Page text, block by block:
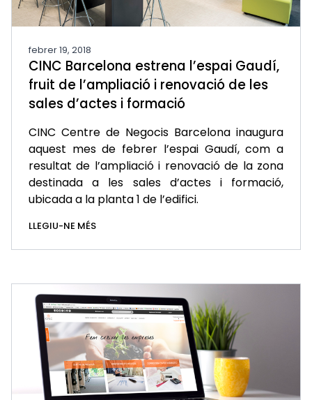
febrer 19, 2018
CINC Barcelona estrena l’espai Gaudí,
fruit de l’ampliació i renovació de les
sales d’actes i formació
CINC Centre de Negocis Barcelona inaugura
aquest mes de febrer l’espai Gaudí, com a
resultat de l’ampliació i renovació de la zona
destinada a les sales d’actes i formació,
ubicada a la planta 1 de l’edifici.
LLEGIU-NE MÉS